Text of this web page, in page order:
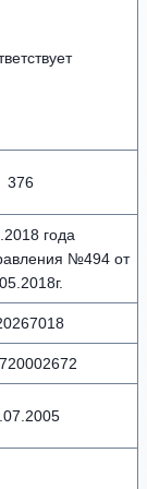
376
года
№494 от